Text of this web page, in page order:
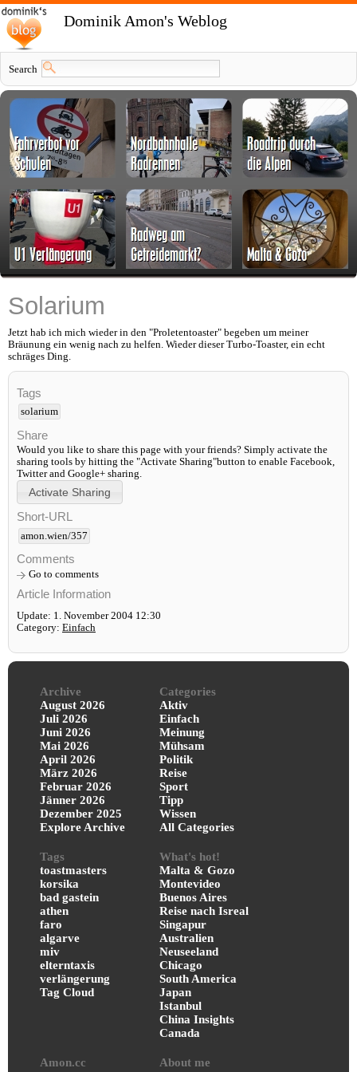
Dominik Amon's Weblog
Search
Solarium
Jetzt hab ich mich wieder in den "Proletentoaster" begeben um meiner
Bräunung ein wenig nach zu helfen. Wieder dieser Turbo-Toaster, ein echt
schräges Ding.
Tags
solarium
Share
Would you like to share this page with your friends? Simply activate the
sharing tools by hitting the "Activate Sharing"button to enable Facebook,
Twitter and Google+ sharing.
Short-URL
amon.wien/357
Comments
Go to comments
Article Information
Update: 1. November 2004 12:30
Category: Einfach
Archive
August 2026
Juli 2026
Juni 2026
Mai 2026
April 2026
März 2026
Februar 2026
Jänner 2026
Dezember 2025
Explore Archive
Categories
Aktiv
Einfach
Meinung
Mühsam
Politik
Reise
Sport
Tipp
Wissen
All Categories
Tags
toastmasters
korsika
bad gastein
athen
faro
algarve
miv
elterntaxis
verlängerung
Tag Cloud
What's hot!
Malta & Gozo
Montevideo
Buenos Aires
Reise nach Isreal
Singapur
Australien
Neuseeland
Chicago
South America
Japan
Istanbul
China Insights
Canada
Amon.cc
About me